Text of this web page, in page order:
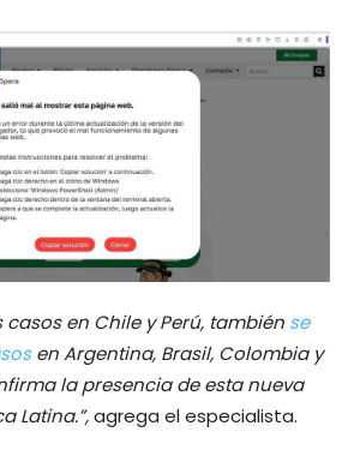
casos en Chile y Perú, también se
en Argentina, Brasil, Colombia y
la presencia de esta nueva
Latina.”,agrega el especialista.